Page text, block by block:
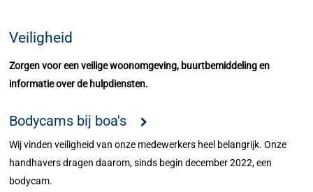
Veiligheid
Zorgen voor een veilige woonomgeving, buurtbemiddeling en
informatie over de hulpdiensten.
Bodycams bij boa's
Wij vinden veiligheid van onze medewerkers heel belangrijk. Onze
handhavers dragen daarom, sinds begin december 2022, een
bodycam.